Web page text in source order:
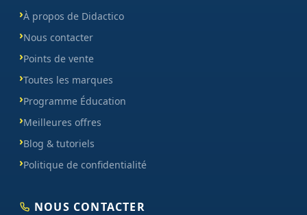
À propos de Didactico
Nous contacter
Points de vente
Toutes les marques
Programme Éducation
Meilleures offres
Blog & tutoriels
Politique de confidentialité
NOUS CONTACTER